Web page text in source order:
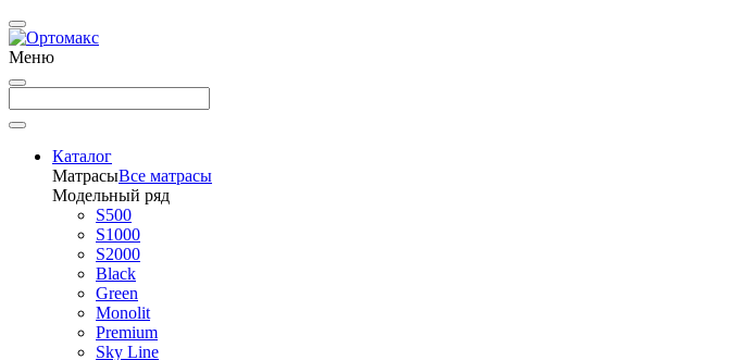
Меню
Каталог
МатрасыВсе матрасы
Модельный ряд
S500
S1000
S2000
Black
Green
Monolit
Premium
Sky Line